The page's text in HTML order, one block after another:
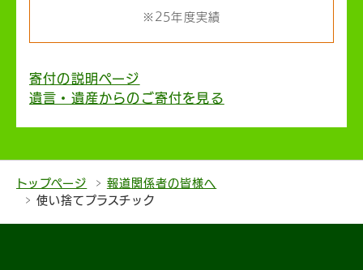
※25年度実績
寄付の説明ページ
遺言・遺産からのご寄付を見る
トップページ
報道関係者の皆様へ
使い捨てプラスチック